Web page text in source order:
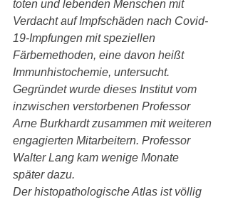
toten und lebenden Menschen mit
Verdacht auf Impfschäden nach Covid-
19-Impfungen mit speziellen
Färbemethoden, eine davon heißt
Immunhistochemie, untersucht.
Gegründet wurde dieses Institut vom
inzwischen verstorbenen Professor
Arne Burkhardt zusammen mit weiteren
engagierten Mitarbeitern. Professor
Walter Lang kam wenige Monate
später dazu.
Der histopathologische Atlas ist völlig